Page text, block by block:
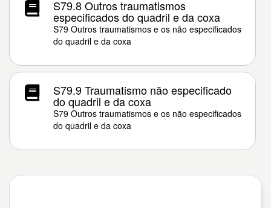
S79.8 Outros traumatismos
especificados do quadril e da coxa
S79 Outros traumatismos e os não especificados
do quadril e da coxa
S79.9 Traumatismo não especificado
do quadril e da coxa
S79 Outros traumatismos e os não especificados
do quadril e da coxa